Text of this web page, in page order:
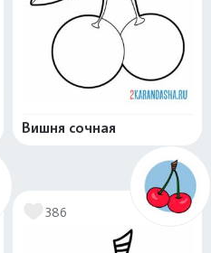
Вишня сочная
386